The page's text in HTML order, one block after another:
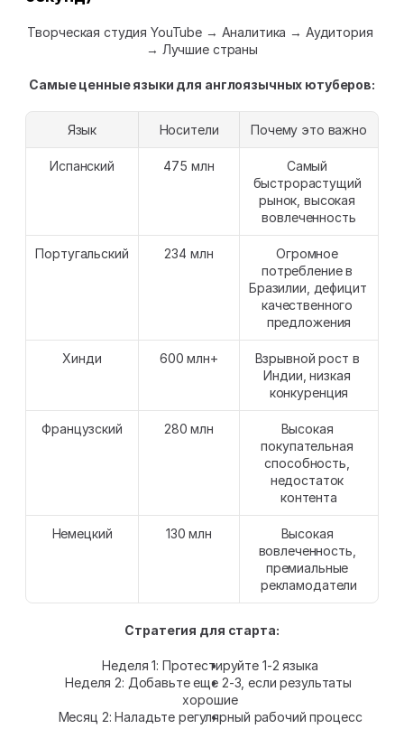
Творческая студия YouTube → Аналитика → Аудитория
→ Лучшие страны
Самые ценные языки для англоязычных ютуберов:
Язык Носители Почему это важно
Испанский 475 млн
Самый
быстрорастущий
рынок, высокая
вовлеченность
Португальский 234 млн
Огромное
потребление в
Бразилии, дефицит
качественного
предложения
Хинди 600 млн+
Взрывной рост в
Индии, низкая
конкуренция
Французский 280 млн
Высокая
покупательная
способность,
недостаток
контента
Немецкий 130 млн
Высокая
вовлеченность,
премиальные
рекламодатели
Стратегия для старта:
Неделя 1: Протестируйте 1-2 языка
Неделя 2: Добавьте еще 2-3, если результаты
хорошие
Месяц 2: Наладьте регулярный рабочий процесс